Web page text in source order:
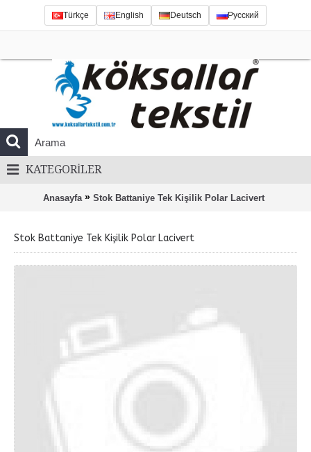
Türkçe English Deutsch Русский
KATEGORILER
Anasayfa » Stok Battaniye Tek Kişilik Polar Lacivert
Stok Battaniye Tek Kişilik Polar Lacivert